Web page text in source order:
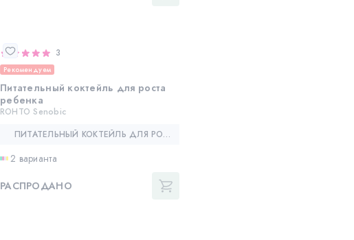
3
Рекомендуем
Питательный коктейль для роста
ребенка
ROHTO Senobic
ПИТАТЕЛЬНЫЙ КОКТЕЙЛЬ ДЛЯ РОСТА РЕБЕНКА — ROHTO SENOBIC
2 варианта
РАСПРОДАНО